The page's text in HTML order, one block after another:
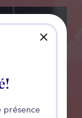
présence
close